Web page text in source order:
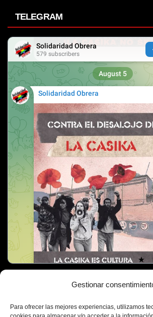
Gestionar
Para ofrecer las mejores experiencias, utilizamos
TELEGRAM